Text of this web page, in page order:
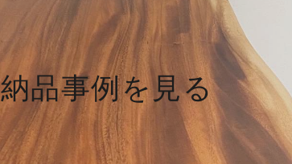
納品事例を見る